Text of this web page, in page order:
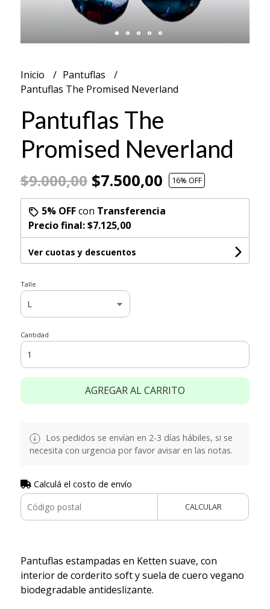
Inicio
Pantuflas
Pantuflas The Promised Neverland
Pantuflas The
Promised Neverland
$9.000,00$7.500,00 16% OFF
5% OFFcon Transferencia
Precio final:$7.125,00
Ver cuotas y descuentos
Talle
Cantidad
AGREGAR AL CARRITO
Los pedidos se envían en 2-3 días hábiles, si se
necesita con urgencia por favor avisar en las notas.
Calculá el costo de envío
CALCULAR
Pantuflas estampadas en Ketten suave, con
interior de corderito soft y suela de cuero vegano
biodegradable antideslizante.